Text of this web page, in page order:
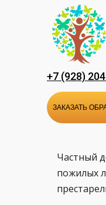
содержанию
+7 (928)
ЗАКАЗАТЬ
Частный
пожилых